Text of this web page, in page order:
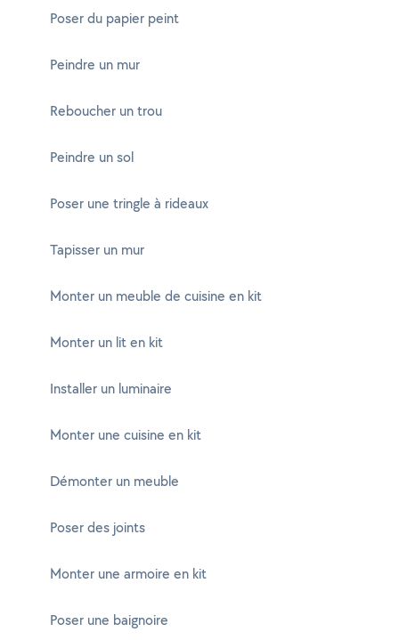
Poser du papier peint
Peindre un mur
Reboucher un trou
Peindre un sol
Poser une tringle à rideaux
Tapisser un mur
Monter un meuble de cuisine en kit
Monter un lit en kit
Installer un luminaire
Monter une cuisine en kit
Démonter un meuble
Poser des joints
Monter une armoire en kit
Poser une baignoire